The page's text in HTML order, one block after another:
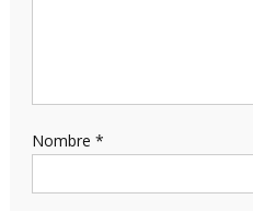
Nombre *